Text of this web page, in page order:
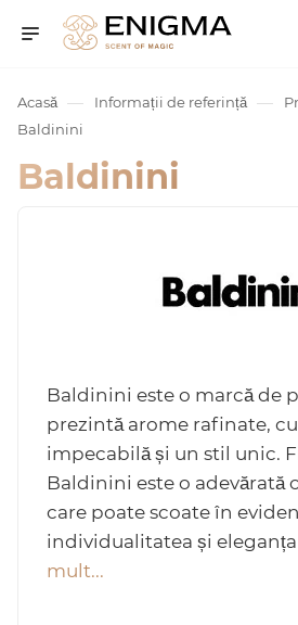
Acasă — Informații de referință —
Baldinini
Baldinini
Baldinini este o marcă de
prezintă arome rafinate,
impecabilă și un stil unic.
Baldinini este o adevărată
care poate scoate în
individualitatea și eleganța
mult...